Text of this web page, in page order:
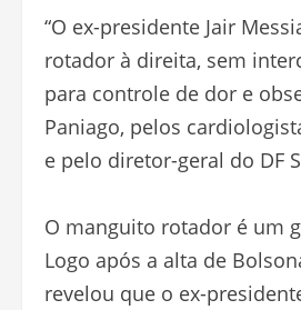
“O ex-presidente Jair
rotador à direita, sem
para controle de dor e
Paniago, pelos
e pelo diretor-geral do DF
O manguito rotador é um
Logo após a alta de
revelou que o ex-